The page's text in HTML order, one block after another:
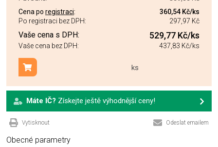
Cena po registraci: 360,54 Kč/ks
Po registraci bez DPH:
297,97 Kč
Vaše cena s DPH: 529,77 Kč/ks
Vaše cena bez DPH: 437,83 Kč/ks
ks
Přidat do košíku
Máte IČ? Získejte ještě výhodnější ceny!
Vytisknout Odeslat emailem
Obecné parametry